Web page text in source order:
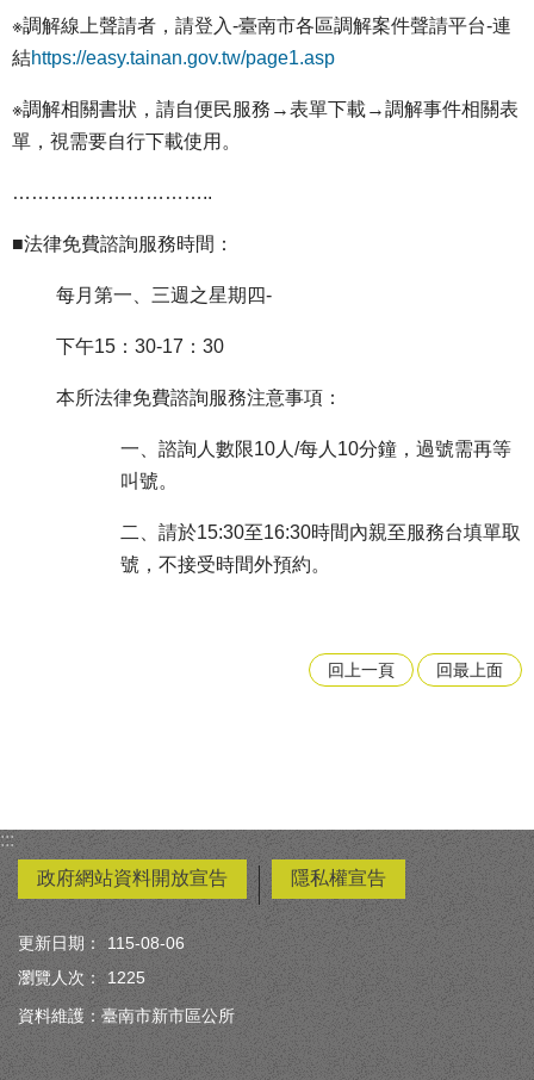
※調解線上聲請者，請登入-臺南市各區調解案件聲請平台-連
結https://easy.tainan.gov.tw/page1.asp
※調解相關書狀，請自便民服務→表單下載→調解事件相關表
單，視需要自行下載使用。
…………………………..
■法律免費諮詢服務時間：
每月第一、三週之星期四-
下午15：30-17：30
本所法律免費諮詢服務注意事項：
一、諮詢人數限10人/每人10分鐘，過號需再等
叫號。
二、請於15:30至16:30時間內親至服務台填單取
號，不接受時間外預約。
回上一頁 回最上面
:::
政府網站資料開放宣告
隱私權宣告
更新日期：
115-08-06
瀏覽人次：
1225
資料維護：臺南市新市區公所